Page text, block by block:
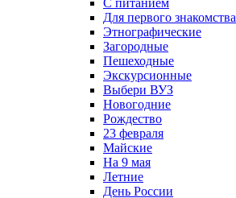
С питанием
Для первого знакомства
Этнографические
Загородные
Пешеходные
Экскурсионные
Выбери ВУЗ
Новогодние
Рождество
23 февраля
Майские
На 9 мая
Летние
День России